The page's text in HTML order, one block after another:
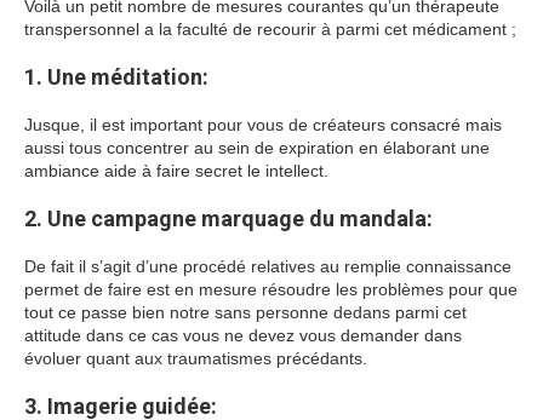
Voilà un petit nombre de mesures courantes qu’un thérapeute
transpersonnel a la faculté de recourir à parmi cet médicament ;
1. Une méditation:
Jusque, il est important pour vous de créateurs consacré mais
aussi tous concentrer au sein de expiration en élaborant une
ambiance aide à faire secret le intellect.
2. Une campagne marquage du mandala:
De fait il s’agit d’une procédé relatives au remplie connaissance
permet de faire est en mesure résoudre les problèmes pour que
tout ce passe bien notre sans personne dedans parmi cet
attitude dans ce cas vous ne devez vous demander dans
évoluer quant aux traumatismes précédants.
3. Imagerie guidée: